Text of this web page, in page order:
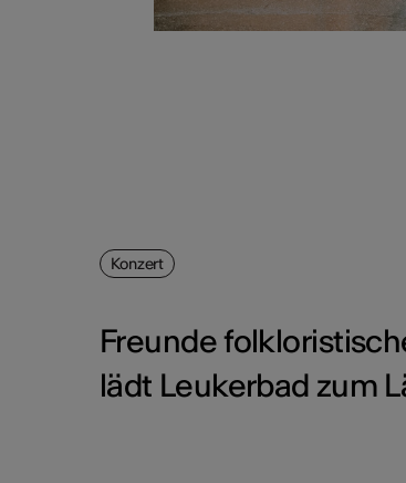
Konzert
Freunde
lädt Leukerbad zum